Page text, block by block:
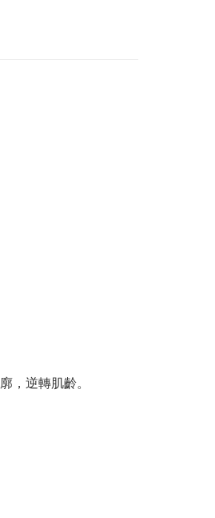
，逆轉肌齡。